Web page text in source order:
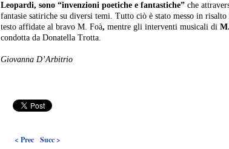
Leopardi, sono “invenzioni poetiche e fantastiche” che
fantasie satiriche su diversi temi. Tutto ciò è stato messo in
testo affidate al bravo M. Foà, mentre gli interventi musicali di M.
condotta da Donatella Trotta.
Giovanna D’Arbitrio
< Prec Succ >